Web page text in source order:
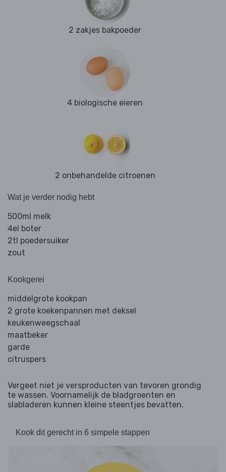
2 zakjes bakpoeder
4 biologische eieren
2 onbehandelde citroenen
Wat je verder nodig hebt
500ml melk
4el boter
2tl poedersuiker
zout
Kookgerei
middelgrote kookpan
2 grote koekenpannen met deksel
keukenweegschaal
maatbeker
garde
citruspers
Vergeet niet je versproducten van tevoren grondig
te wassen. Voornamelijk de bladgroenten en
slabladeren kunnen kleine steentjes bevatten.
Kook dit gerecht in 6 simpele stappen